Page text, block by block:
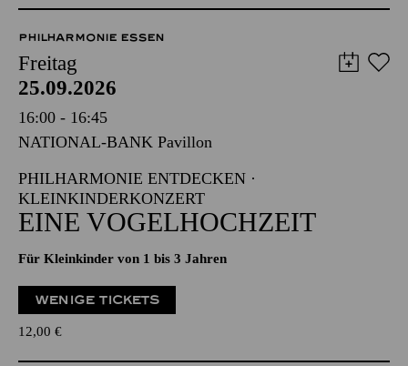
PHILHARMONIE ESSEN
Freitag
25.09.2026
16:00 - 16:45
NATIONAL-BANK Pavillon
PHILHARMONIE ENTDECKEN ·
KLEINKINDERKONZERT
EINE VOGELHOCHZEIT
Für Kleinkinder von 1 bis 3 Jahren
WENIGE TICKETS
12,00 €